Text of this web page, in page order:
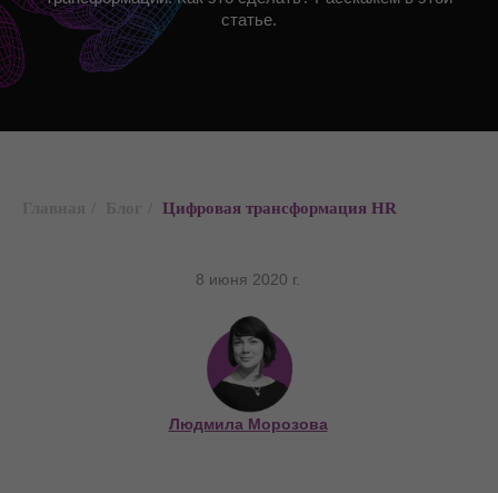
статье.
Цифровая трансформация HR
Людмила Морозова
8 июня 2020 г.